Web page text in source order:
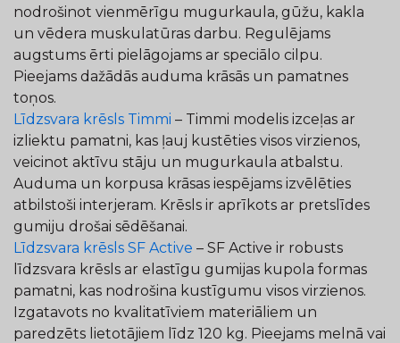
nodrošinot vienmērīgu mugurkaula, gūžu, kakla
un vēdera muskulatūras darbu. Regulējams
augstums ērti pielāgojams ar speciālo cilpu.
Pieejams dažādās auduma krāsās un pamatnes
toņos.
Līdzsvara krēsls Timmi – Timmi modelis izceļas ar
izliektu pamatni, kas ļauj kustēties visos virzienos,
veicinot aktīvu stāju un mugurkaula atbalstu.
Auduma un korpusa krāsas iespējams izvēlēties
atbilstoši interjeram. Krēsls ir aprīkots ar pretslīdes
gumiju drošai sēdēšanai.
Līdzsvara krēsls SF Active – SF Active ir robusts
līdzsvara krēsls ar elastīgu gumijas kupola formas
pamatni, kas nodrošina kustīgumu visos virzienos.
Izgatavots no kvalitatīviem materiāliem un
paredzēts lietotājiem līdz 120 kg. Pieejams melnā vai